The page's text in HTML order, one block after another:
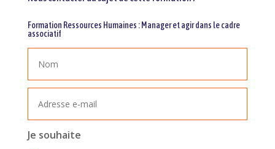
Formation Ressources Humaines : Manager et agir dans le cadre
associatif
Je souhaite